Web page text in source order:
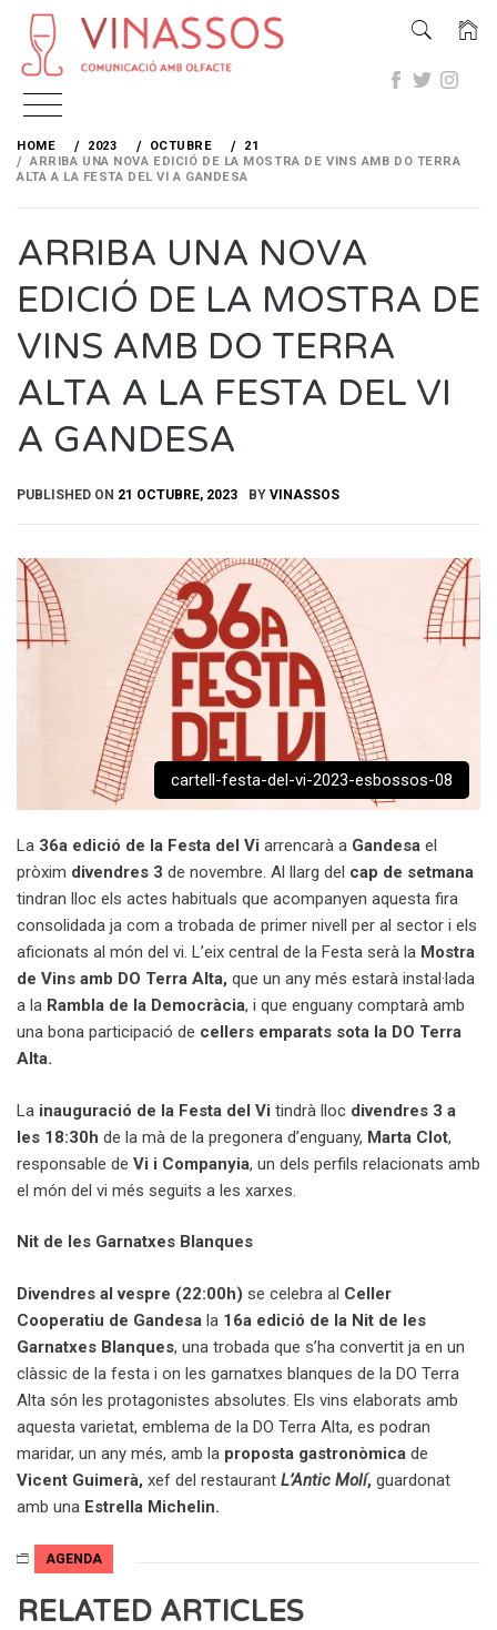
Skip
content
HOME 2023 OCTUBRE
21
ARRIBA UNA NOVA EDICIÓ DE LA MOSTRA DE VINS AMB DO TERRA
ALTA A LA FESTA DEL VI A GANDESA
ARRIBA UNA NOVA
EDICIÓ DE LA MOSTRA DE
VINS AMB DO TERRA
ALTA A LA FESTA DEL VI
A GANDESA
PUBLISHED ON 21 OCTUBRE, 2023 BY VINASSOS
cartell-festa-del-vi-2023-esbossos-08
La 36a edició de la Festa del Vi arrencarà a Gandesa el
pròxim divendres 3 de novembre. Al llarg del cap de setmana
tindran lloc els actes habituals que acompanyen aquesta fira
consolidada ja com a trobada de primer nivell per al sector i els
aficionats al món del vi. L’eix central de la Festa serà la Mostra
de Vins amb DO Terra Alta, que un any més estarà instal·lada
a la Rambla de la Democràcia, i que enguany comptarà amb
una bona participació de cellers emparats sota la DO Terra
Alta.
La inauguració de la Festa del Vi tindrà lloc divendres 3 a
les 18:30h de la mà de la pregonera d’enguany, Marta Clot,
responsable de Vi i Companyia, un dels perfils relacionats amb
el món del vi més seguits a les xarxes.
Nit de les Garnatxes Blanques
Divendres al vespre (22:00h) se celebra al Celler
Cooperatiu de Gandesa la 16a edició de la Nit de les
Garnatxes Blanques, una trobada que s’ha convertit ja en un
clàssic de la festa i on les garnatxes blanques de la DO Terra
Alta són les protagonistes absolutes. Els vins elaborats amb
aquesta varietat, emblema de la DO Terra Alta, es podran
maridar, un any més, amb la proposta gastronòmica de
Vicent Guimerà, xef del restaurant L’Antic Molí, guardonat
amb una Estrella Michelin.
AGENDA
RELATED ARTICLES